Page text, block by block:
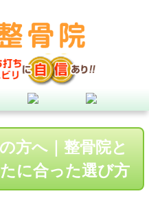
方へ｜整骨院と
に合った選び方